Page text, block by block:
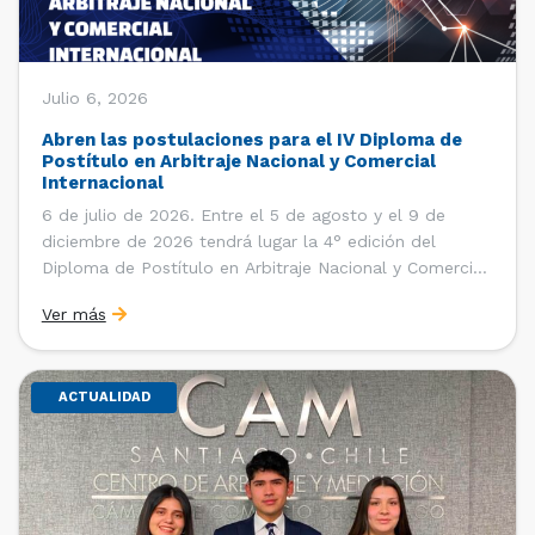
Julio 6, 2026
Abren las postulaciones para el IV Diploma de
Postítulo en Arbitraje Nacional y Comercial
Internacional
6 de julio de 2026. Entre el 5 de agosto y el 9 de
diciembre de 2026 tendrá lugar la 4° edición del
Diploma de Postítulo en Arbitraje Nacional y Comercial
Derecho Internacional de la Facultad de Derecho de la
Universidad de Chile y […]
Ver más
ACTUALIDAD